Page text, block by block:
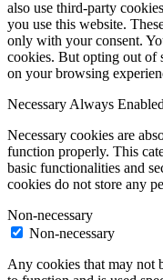
also use third-party
you use this website.
only with your consent.
cookies. But opting out of
on your browsing
NecessaryAlways
Necessary cookies are
function properly. This
basic functionalities and
cookies do not store any
Non-necessary
Non-necessary
Any cookies that may not